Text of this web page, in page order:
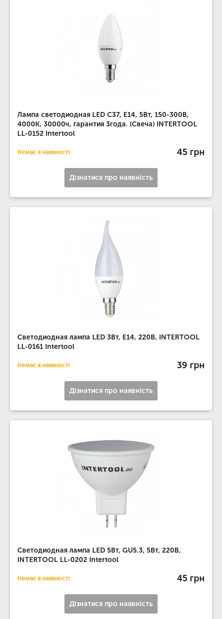
Лампа светодиодная LED C37, E14, 5Вт, 150-300В,
4000K, 30000ч, гарантия 3года. (Свеча) INTERTOOL
LL-0152 Intertool
Немає в наявності 45 грн
Дізнатися про наявність
Светодиодная лампа LED 3Вт, E14, 220В, INTERTOOL
LL-0161 Intertool
Немає в наявності 39 грн
Дізнатися про наявність
Светодиодная лампа LED 5Вт, GU5.3, 5Вт, 220В,
INTERTOOL LL-0202 Intertool
Немає в наявності 45 грн
Дізнатися про наявність